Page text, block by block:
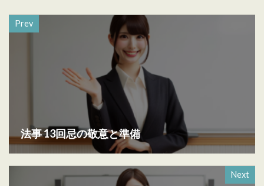
Prev
法事 13回忌の敬意と準備
Next